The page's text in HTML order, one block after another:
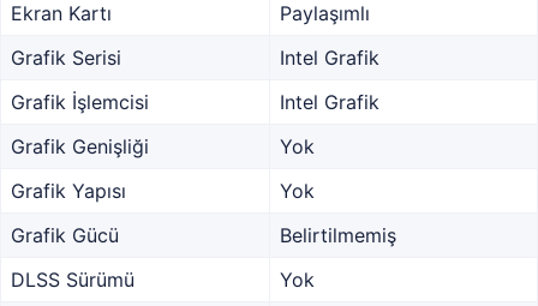
Ekran Kartı
Paylaşımlı
Grafik Serisi
Intel Grafik
Grafik İşlemcisi
Intel Grafik
Grafik Genişliği
Yok
Grafik Yapısı
Yok
Grafik Gücü
Belirtilmemiş
DLSS Sürümü
Yok